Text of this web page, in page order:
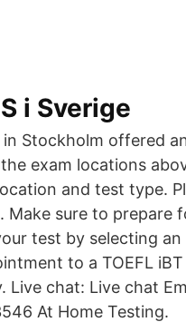
i Sverige
Stockholm offered
exam locations
and test type.
sure to prepare
test by selecting an
to a TOEFL iBT
Live chat: Live chat
At Home Testing.